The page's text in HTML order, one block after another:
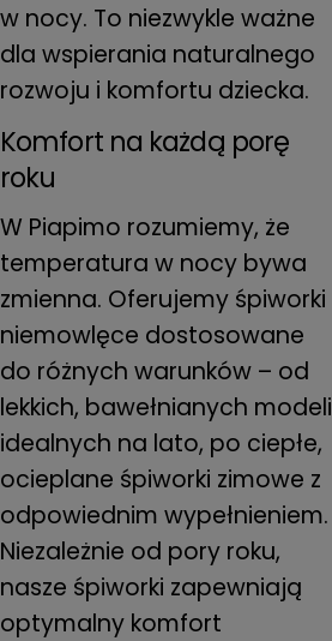
w nocy. To niezwykle ważne
dla wspierania naturalnego
rozwoju i komfortu dziecka.
Komfort na każdą porę
roku
W Piapimo rozumiemy, że
temperatura w nocy bywa
zmienna. Oferujemy śpiworki
niemowlęce dostosowane
do różnych warunków – od
lekkich, bawełnianych modeli
idealnych na lato, po ciepłe,
ocieplane śpiworki zimowe z
odpowiednim wypełnieniem.
Niezależnie od pory roku,
nasze śpiworki zapewniają
optymalny komfort